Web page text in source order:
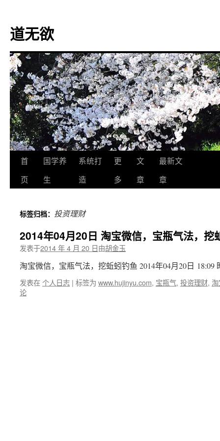
道无欲
跳
文
首
页
国学养
生
系统打
造
更
多
文
章
最新文
章
标签归档： 投资理财
2014年04月20日 淘宝微信，宝瓶气法，挖
发表于2014 年 4 月 20 日由胡金玉
淘宝微信，宝瓶气法，挖蚯蚓钓鱼 2014年04月20日
发表在个人日志 | 标签为 www.hujinyu.com, 宝瓶气, 投资理财,
论